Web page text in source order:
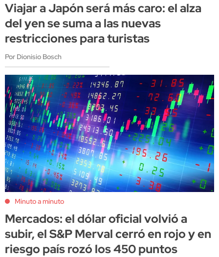
Viajar a Japón será más caro: el alza
del yen se suma a las nuevas
restricciones para turistas
Por Dionisio Bosch
Minuto a minuto
Mercados: el dólar oficial volvió a
subir, el S&P Merval cerró en rojo y en
riesgo país rozó los 450 puntos